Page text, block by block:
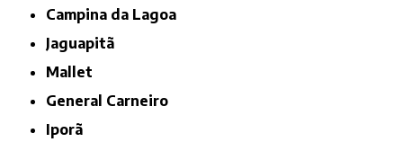
Campina da Lagoa
Jaguapitã
Mallet
General Carneiro
Iporã